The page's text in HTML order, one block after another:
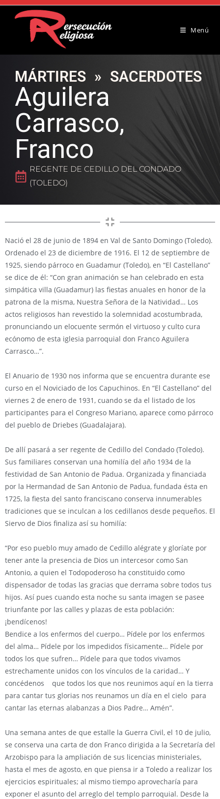
Menú
MÁRTIRES » SACERDOTES
Aguilera
Carrasco,
Franco
REGENTE DE CEDILLO DEL CONDADO
(TOLEDO)
Nació el 28 de junio de 1894 en Val de Santo Domingo (Toledo).
Ordenado el 23 de diciembre de 1916. El 12 de septiembre de
1925, siendo párroco en Guadamur (Toledo), en “El Castellano”
se dice de él: “Con gran animación se han celebrado en esta
simpática villa (Guadamur) las fiestas anuales en honor de la
patrona de la misma, Nuestra Señora de la Natividad… Los
actos religiosos han revestido la solemnidad acostumbrada,
pronunciando un elocuente sermón el virtuoso y culto cura
ecónomo de esta iglesia parroquial don Franco Aguilera
Carrasco…”.
El Anuario de 1930 nos informa que se encuentra durante ese
curso en el Noviciado de los Capuchinos. En “El Castellano” del
viernes 2 de enero de 1931, cuando se da el listado de los
participantes para el Congreso Mariano, aparece como párroco
del pueblo de Driebes (Guadalajara).
De allí pasará a ser regente de Cedillo del Condado (Toledo).
Sus familiares conservan una homilía del año 1934 de la
festividad de San Antonio de Padua. Organizada y financiada
por la Hermandad de San Antonio de Padua, fundada ésta en
1725, la fiesta del santo franciscano conserva innumerables
tradiciones que se inculcan a los cedillanos desde pequeños. El
Siervo de Dios finaliza así su homilía:
“Por eso pueblo muy amado de Cedillo alégrate y gloríate por
tener ante la presencia de Dios un intercesor como San
Antonio, a quien el Todopoderoso ha constituido como
dispensador de todas las gracias que derrama sobre todos tus
hijos. Así pues cuando esta noche su santa imagen se pasee
triunfante por las calles y plazas de esta población:
¡bendícenos!
Bendice a los enfermos del cuerpo… Pídele por los enfermos
del alma… Pídele por los impedidos físicamente… Pídele por
todos los que sufren… Pídele para que todos vivamos
estrechamente unidos con los vínculos de la caridad… Y
concédenos que todos los que nos reunimos aquí en la tierra
para cantar tus glorias nos reunamos un día en el cielo para
cantar las eternas alabanzas a Dios Padre… Amén”.
Una semana antes de que estalle la Guerra Civil, el 10 de julio,
se conserva una carta de don Franco dirigida a la Secretaría del
Arzobispo para la ampliación de sus licencias ministeriales,
hasta el mes de agosto, en que piensa ir a Toledo a realizar los
ejercicios espirituales; al mismo tiempo aprovecharía para
exponer el asunto del arreglo del templo parroquial. Desde la